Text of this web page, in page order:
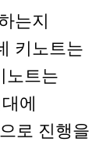
는지
키노트는
노트는
에
로 진행을